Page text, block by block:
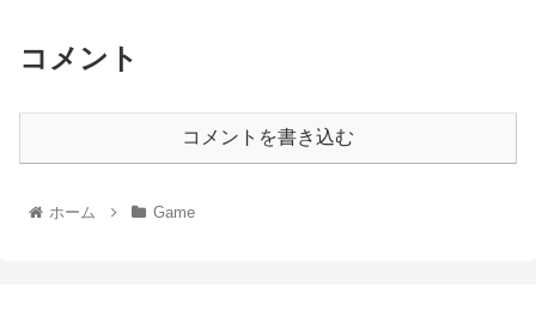
コメント
コメントを書き込む
ホーム Game